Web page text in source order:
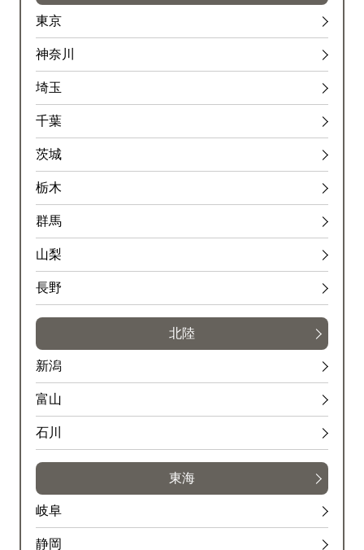
東京
神奈川
埼玉
千葉
茨城
栃木
群馬
山梨
長野
北陸
新潟
富山
石川
東海
岐阜
静岡